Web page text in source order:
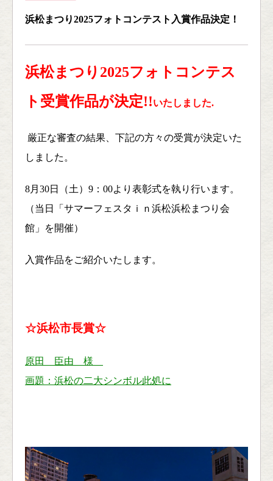
浜松まつり2025フォトコンテスト入賞作品決定！
浜松まつり2025フォトコンテス
ト受賞作品が決定!!いたしました.
厳正な審査の結果、下記の方々の受賞が決定いた
しました。
8月30日（土）9：00より表彰式を執り行います。
（当日「サマーフェスタｉｎ浜松浜松まつり会
館」を開催）
入賞作品をご紹介いたします。
☆浜松市長賞☆
原田 臣由 様
画題：浜松の二大シンボル此処に